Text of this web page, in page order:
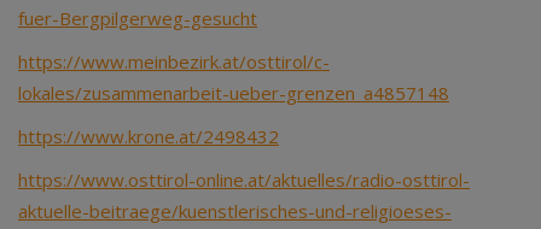
fuer-Bergpilgerweg-gesucht
https://www.meinbezirk.at/osttirol/c-
lokales/zusammenarbeit-ueber-grenzen_a4857148
https://www.krone.at/2498432
https://www.osttirol-online.at/aktuelles/radio-osttirol-
aktuelle-beitraege/kuenstlerisches-und-religioeses-